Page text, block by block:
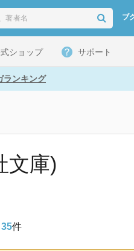
ブ
ショップ サポート
ランキング
文庫)
35件